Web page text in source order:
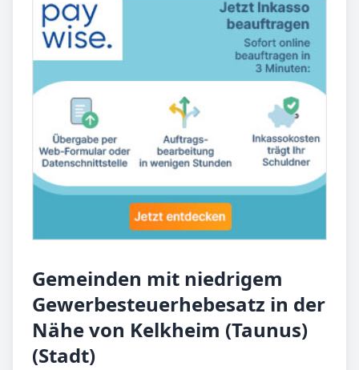
Gemeinden mit niedrigem
Gewerbesteuerhebesatz in der
Nähe von Kelkheim (Taunus)
(Stadt)